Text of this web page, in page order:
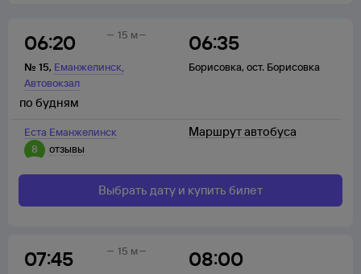
06:20
№ 15, Еманжелинск,
Автовокзал
06:35
Борисовка, ост. Борисовка
15 м
Еста Еманжелинск
8
отзывы
по будням
Маршрут автобуса
Выбрать дату и купить билет
07:45 08:00
15 м